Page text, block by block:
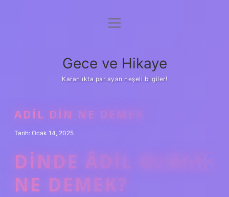
Anasayfa
Yasal Uyarı
menüyü
Gece ve Hikaye
Karanlıkta parlayan neşeli bilgiler!
ADIL DIN NE DEMEK
Tarih: Ocak 14, 2025
DINDE ÂDIL OLMAK
NE DEMEK?